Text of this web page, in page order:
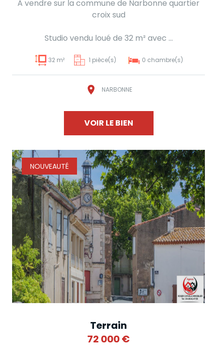
A vendre sur la commune de Narbonne quartier
croix sud
Studio vendu loué de 32 m² avec ...
32 m² 1 pièce(s) 0 chambre(s)
NARBONNE
VOIR LE BIEN
NOUVEAUTÉ
Terrain
72 000€